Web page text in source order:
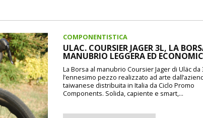
COMPONENTISTICA
ULAC. COURSIER JAGER 3L, LA
MANUBRIO LEGGERA ED
La Borsa al manubrio Coursier Jager di Uläc da
l’ennesimo pezzo realizzato ad arte
taiwanese distribuita in Italia da Ciclo Promo
Components. Solida, capiente e smart,...